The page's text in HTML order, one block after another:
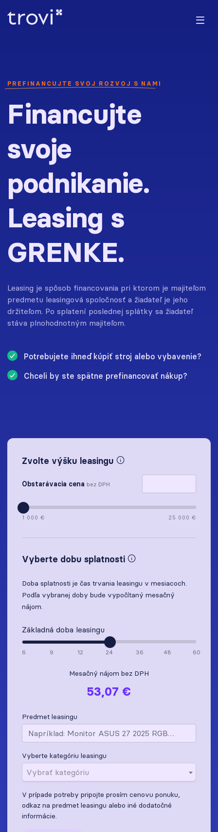
PREFINANCUJTE SVOJ ROZVOJ S NAMI
Financujte
svoje
podnikanie.
Leasing s
GRENKE.
Leasing je spôsob financovania pri ktorom je majiteľom
predmetu leasingová spoločnosť a žiadateľ je jeho
držiteľom. Po splatení poslednej splátky sa žiadateľ
stáva plnohodnotným majiteľom.
Potrebujete ihneď kúpiť stroj alebo vybavenie?
Chceli by ste spätne prefinancovať nákup?
Zvolte výšku leasingu
Obstarávacia cena bez DPH
1 000 € 25 000 €
Vyberte dobu splatnosti
Doba splatnosti je čas trvania leasingu v mesiacoch.
Podľa vybranej doby bude vypočítaný mesačný
nájom.
Základná doba leasingu
6 9 12 24 36 48 60
Mesačný nájom bez DPH
53,07 €
Predmet leasingu
Vyberte kategóriu leasingu
Vybrať kategóriu
V prípade potreby pripojte prosím cenovu ponuku,
odkaz na predmet leasingu alebo iné dodatočné
informácie.